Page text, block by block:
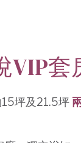
VIP套
坪及21.5坪